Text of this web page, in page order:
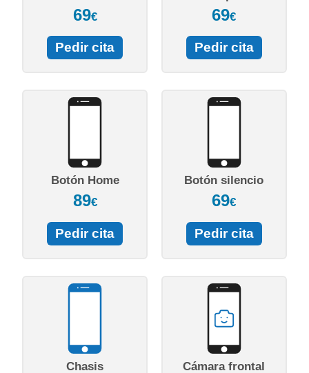
69€
Pedir cita
69€
Pedir cita
Botón Home
89€
Pedir cita
Botón silencio
69€
Pedir cita
Chasis Cámara frontal